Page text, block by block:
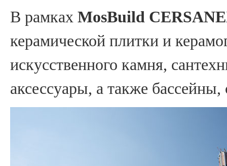
В рамках MosBuild
керамической плитки и
искусственного камня,
аксессуары, а также